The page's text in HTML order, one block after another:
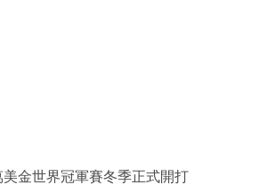
美金世界冠軍賽冬季正式開打